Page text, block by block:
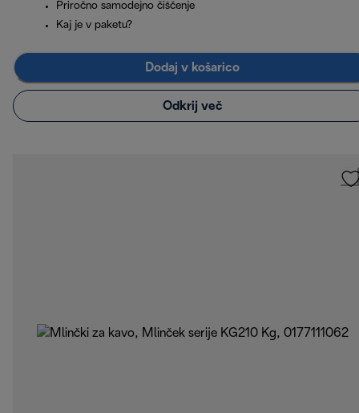
Priročno samodejno čiščenje
Kaj je v paketu?
Dodaj v košarico
Odkrij več